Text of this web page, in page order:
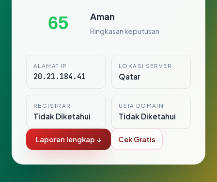
65 Aman
Ringkasan keputusan
ALAMAT IP
20.21.184.41
LOKASI SERVER
Qatar
REGISTRAR
Tidak Diketahui
USIA DOMAIN
Tidak Diketahui
Laporan lengkap ↓ Cek Gratis